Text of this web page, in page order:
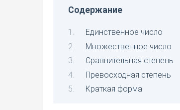
Содержание
Единственное число
Множественное число
Сравнительная степень
Превосходная степень
Краткая форма